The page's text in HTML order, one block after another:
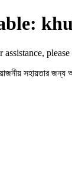
সহায়তার